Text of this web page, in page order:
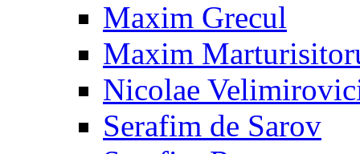
Maxim Grecul
Maxim
Nicolae
Serafim de Sarov